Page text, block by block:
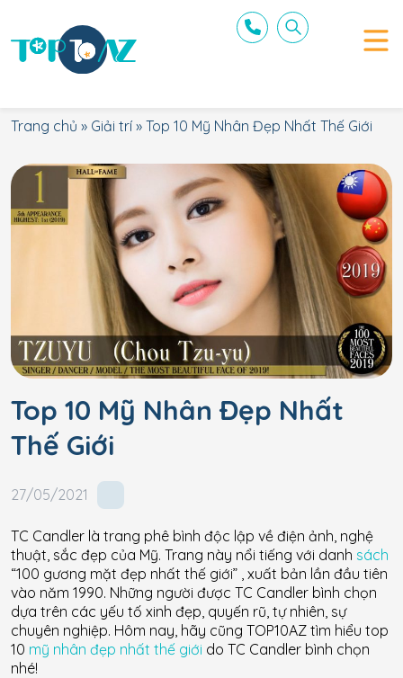
Trang chủ » Giải trí » Top 10 Mỹ Nhân Đẹp Nhất Thế Giới
Top 10 Mỹ Nhân Đẹp Nhất
Thế Giới
27/05/2021
TC Candler là trang phê bình độc lập về điện ảnh, nghệ
thuật, sắc đẹp của Mỹ. Trang này nổi tiếng với danh sách
“100 gương mặt đẹp nhất thế giới” , xuất bản lần đầu tiên
vào năm 1990. Những người được TC Candler bình chọn
dựa trên các yếu tố xinh đẹp, quyến rũ, tự nhiên, sự
chuyên nghiệp. Hôm nay, hãy cũng TOP10AZ tìm hiểu top
10 mỹ nhân đẹp nhất thế giới do TC Candler bình chọn
nhé!